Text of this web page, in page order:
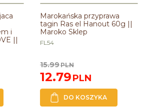
i
||
PROMOCJA
Marokańska przyprawa
tagin Ras el Hanout 60g ||
Maroko Sklep
FL54
15.99PLN
12.79PLN
DO KOSZYKA